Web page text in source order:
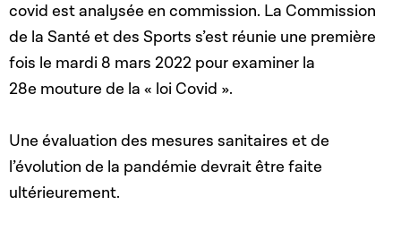
covid est analysée en commission. La Commission
de la Santé et des Sports s’est réunie une première
fois le mardi 8 mars 2022 pour examiner la
28e mouture de la « loi Covid ».
Une évaluation des mesures sanitaires et de
l’évolution de la pandémie devrait être faite
ultérieurement.